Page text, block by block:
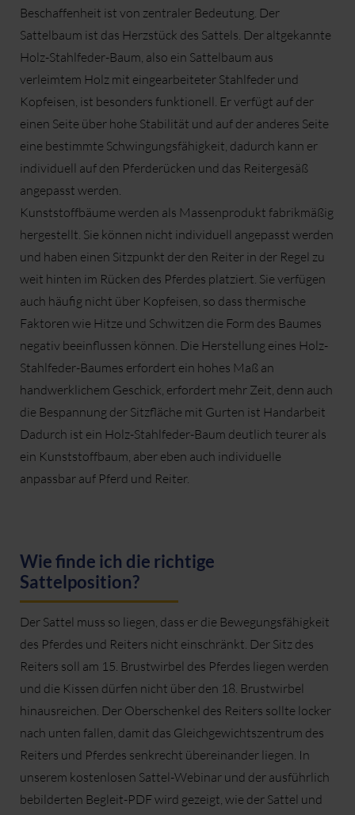
Beschaffenheit ist von zentraler Bedeutung. Der
Sattelbaum ist das Herzstück des Sattels. Der altgekannte
Holz-Stahlfeder-Baum, also ein Sattelbaum aus
verleimtem Holz mit eingearbeiteter Stahlfeder und
Kopfeisen, ist besonders funktionell. Er verfügt auf der
einen Seite über hohe Stabilität und auf der anderes Seite
eine bestimmte Schwingungsfähigkeit, dadurch kann er
individuell auf den Pferderücken und das Reitergesäß
angepasst werden.
Kunststoffbäume werden als Massenprodukt fabrikmäßig
hergestellt. Sie können nicht individuell angepasst werden
und haben einen Sitzpunkt der den Reiter in der Regel zu
weit hinten im Rücken des Pferdes platziert. Sie verfügen
auch häufig nicht über Kopfeisen, so dass thermische
Faktoren wie Hitze und Schwitzen die Form des Baumes
negativ beeinflussen können. Die Herstellung eines Holz-
Stahlfeder-Baumes erfordert ein hohes Maß an
handwerklichem Geschick, erfordert mehr Zeit, denn auch
die Bespannung der Sitzfläche mit Gurten ist Handarbeit
Dadurch ist ein Holz-Stahlfeder-Baum deutlich teurer als
ein Kunststoffbaum, aber eben auch individuelle
anpassbar auf Pferd und Reiter.
Wie finde ich die richtige
Sattelposition?
Der Sattel muss so liegen, dass er die Bewegungsfähigkeit
des Pferdes und Reiters nicht einschränkt. Der Sitz des
Reiters soll am 15. Brustwirbel des Pferdes liegen werden
und die Kissen dürfen nicht über den 18. Brustwirbel
hinausreichen. Der Oberschenkel des Reiters sollte locker
nach unten fallen, damit das Gleichgewichtszentrum des
Reiters und Pferdes senkrecht übereinander liegen. In
unserem kostenlosen Sattel-Webinar und der ausführlich
bebilderten Begleit-PDF wird gezeigt, wie der Sattel und